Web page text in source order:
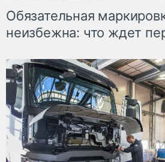
Обязательная
неизбежна: что ждет